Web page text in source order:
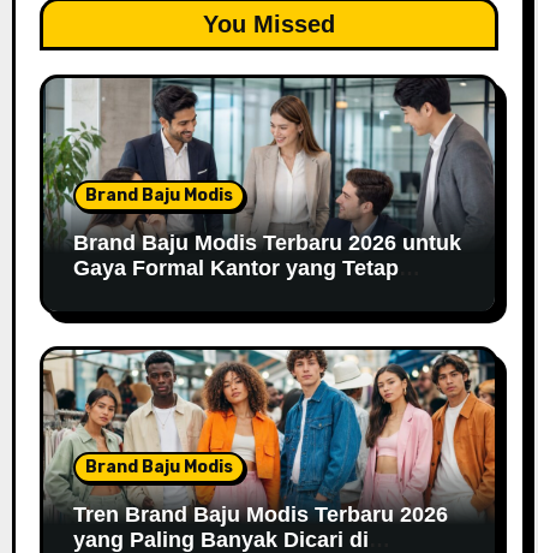
You Missed
Brand Baju Modis
Brand Baju Modis Terbaru 2026 untuk
Gaya Formal Kantor yang Tetap
Brand Baju Modis
Tren Brand Baju Modis Terbaru 2026
yang Paling Banyak Dicari di